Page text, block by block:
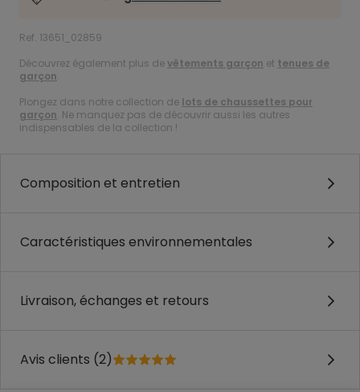
Ref. 13651_02859
Découvrez également plus devêtements garçon et tenues de
garçon.
Plongez dans notre collection de lots de chaussettes pour
garçon. Ne manquez pas de découvrir aussi les autres
indispensables de la collection !
Composition et entretien
Caractéristiques environnementales
Livraison, échanges et retours
Avis clients (2)